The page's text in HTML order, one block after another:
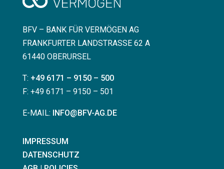
BFV – BANK FÜR VERMÖGEN AG
FRANKFURTER LANDSTRASSE 62 A
61440 OBERURSEL
T: +49 6171 – 9150 – 500
F: +49 6171 – 9150 – 501
E-MAIL: INFO@BFV-AG.DE
IMPRESSUM
DATENSCHUTZ